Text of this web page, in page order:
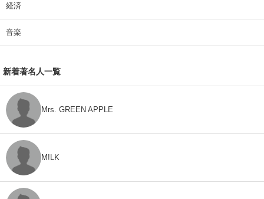
経済
音楽
新着著名人一覧
Mrs. GREEN APPLE
M!LK